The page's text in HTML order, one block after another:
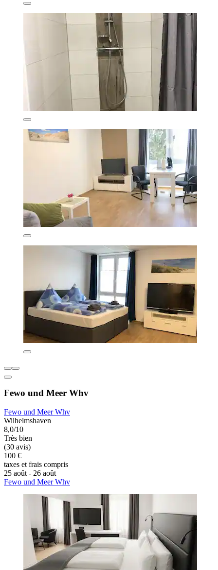
Fewo und Meer Whv
Fewo und Meer Whv
Wilhelmshaven
8,0/10
Très bien
(30 avis)
100 €
taxes et frais compris
25 août - 26 août
Fewo und Meer Whv